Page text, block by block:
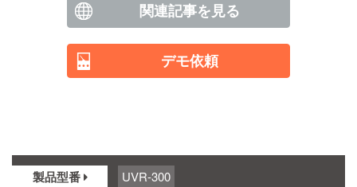
関連記事を見る
デモ依頼
製品型番 UVR-300